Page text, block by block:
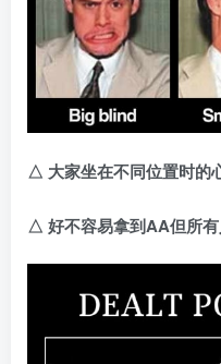
△ 大家坐在不同位置时的
△ 好不容易拿到AA但所